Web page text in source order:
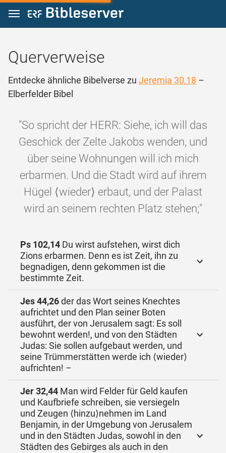
Zum Inhalt springen
Querverweise
Entdecke ähnliche Bibelverse zu Jeremia 30,18 –
Elberfelder Bibel
"So spricht der HERR: Siehe, ich will das
Geschick der Zelte Jakobs wenden, und
über seine Wohnungen will ich mich
erbarmen. Und die Stadt wird auf ihrem
Hügel ⟨wieder⟩ erbaut, und der Palast
wird an seinem rechten Platz stehen;"
Ps 102,14 Du wirst aufstehen, wirst dich
Zions erbarmen. Denn es ist Zeit, ihn zu
begnadigen, denn gekommen ist die
bestimmte Zeit.
Jes 44,26der das Wort seines Knechtes
aufrichtet und den Plan seiner Boten
ausführt, der von Jerusalem sagt: Es soll
bewohnt werden!, und von den Städten
Judas: Sie sollen aufgebaut werden, und
seine Trümmerstätten werde ich ⟨wieder⟩
aufrichten! –
Jer 32,44 Man wird Felder für Geld kaufen
und Kaufbriefe schreiben, sie versiegeln
und Zeugen ⟨hinzu⟩nehmen im Land
Benjamin, in der Umgebung von Jerusalem
und in den Städten Judas, sowohl in den
Städten des Gebirges als auch in den